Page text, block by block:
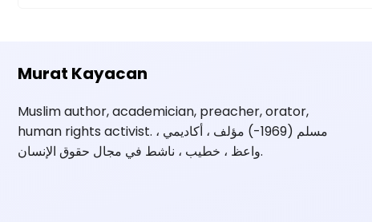
Murat Kayacan
Muslim author, academician, preacher, orator,
human rights activist. مسلم (1969-) مؤلف ، أكاديمي ،
واعظ ، خطيب ، ناشط في مجال حقوق الإنسان.